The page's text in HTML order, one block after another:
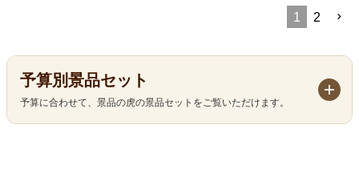
1
2
予算別景品セット
予算に合わせて、景品の虎の景品セットをご覧いただけます。